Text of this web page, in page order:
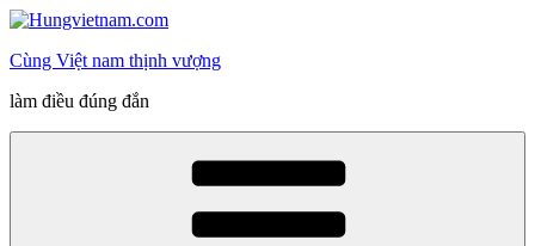
Skip
content
Cùng Việt nam thịnh vượng
làm điều đúng đắn